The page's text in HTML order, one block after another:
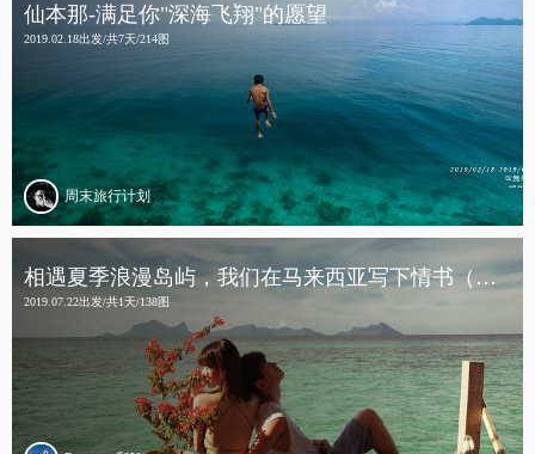
仙本那-满足你"深海飞翔"的愿望
2019.02.18出发/共7天/214图
周末旅行计划
相遇夏季浪漫岛屿，我们在马来西亚写下情书（内含实用“避雷”攻略）
2019.07.22出发/共1天/138图